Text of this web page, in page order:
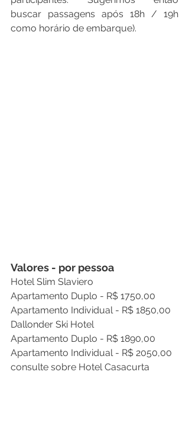
buscar passagens após 18h / 19h
como horário de embarque).
Valores - por pessoa
Hotel Slim Slaviero
Apartamento Duplo - R$ 1750,00
Apartamento Individual - R$ 1850,00
Dallonder Ski Hotel
Apartamento Duplo - R$ 1890,00
Apartamento Individual - R$ 2050,00
consulte sobre Hotel Casacurta